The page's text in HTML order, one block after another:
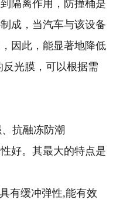
隔离作用，防撞桶是
成，当汽车与该设备
因此，能显著地降低
光膜，可以根据需
抗融冻防潮
好。其最大的特点是
有缓冲弹性,能有效